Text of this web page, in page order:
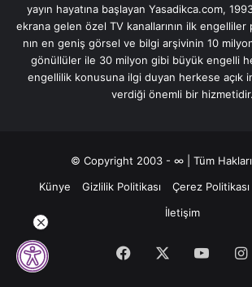
yayın hayatına başlayan Yasadikca.com,
ekrana gelen özel TV kanallarının ilk engelliler
nın en geniş görsel ve bilgi arşivinin 10
gönüllüler ile 30 milyon gibi büyük engelli
engellilik konusuna ilgi duyan herkese açık
verdiği önemli bir hizmetidir.
© Copyright 2003 - ∞ | Tüm Hakları
Künye
Gizlilik Politikası Çerez Politikası
İletişim
Facebook